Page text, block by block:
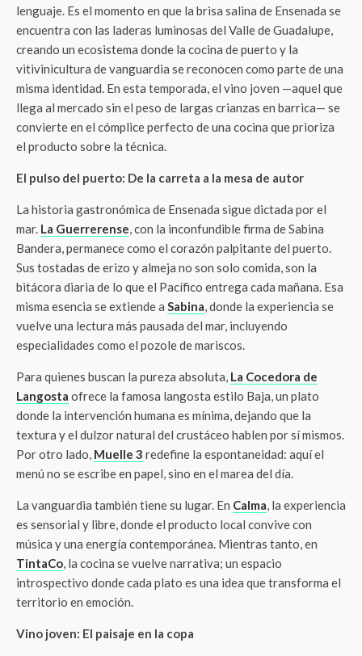
lenguaje. Es el momento en que la brisa salina de Ensenada se
encuentra con las laderas luminosas del Valle de Guadalupe,
creando un ecosistema donde la cocina de puerto y la
vitivinicultura de vanguardia se reconocen como parte de una
misma identidad. En esta temporada, el vino joven —aquel que
llega al mercado sin el peso de largas crianzas en barrica— se
convierte en el cómplice perfecto de una cocina que prioriza
el producto sobre la técnica.
El pulso del puerto: De la carreta a la mesa de autor
La historia gastronómica de Ensenada sigue dictada por el
mar. La Guerrerense, con la inconfundible firma de Sabina
Bandera, permanece como el corazón palpitante del puerto.
Sus tostadas de erizo y almeja no son solo comida, son la
bitácora diaria de lo que el Pacífico entrega cada mañana. Esa
misma esencia se extiende a Sabina, donde la experiencia se
vuelve una lectura más pausada del mar, incluyendo
especialidades como el pozole de mariscos.
Para quienes buscan la pureza absoluta, La Cocedora de
Langosta ofrece la famosa langosta estilo Baja, un plato
donde la intervención humana es mínima, dejando que la
textura y el dulzor natural del crustáceo hablen por sí mismos.
Por otro lado, Muelle 3 redefine la espontaneidad: aquí el
menú no se escribe en papel, sino en el marea del día.
La vanguardia también tiene su lugar. En Calma, la experiencia
es sensorial y libre, donde el producto local convive con
música y una energía contemporánea. Mientras tanto, en
TintaCo, la cocina se vuelve narrativa; un espacio
introspectivo donde cada plato es una idea que transforma el
territorio en emoción.
Vino joven: El paisaje en la copa